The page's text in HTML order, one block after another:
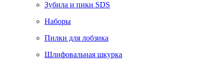
Зубила и пики SDS
Наборы
Пилки для лобзика
Шлифовальная шкурка